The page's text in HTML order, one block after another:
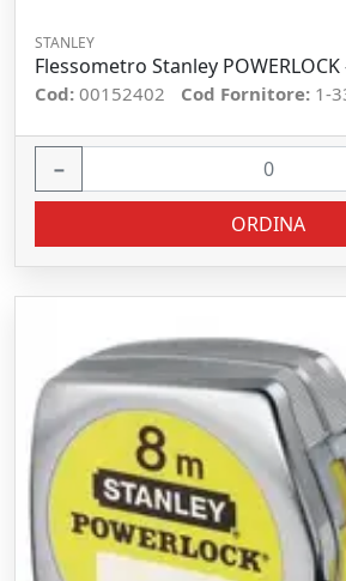
STANLEY
Flessometro Stanley
Cod: 00152402 Cod Fornitore: 1-
−
ORDINA